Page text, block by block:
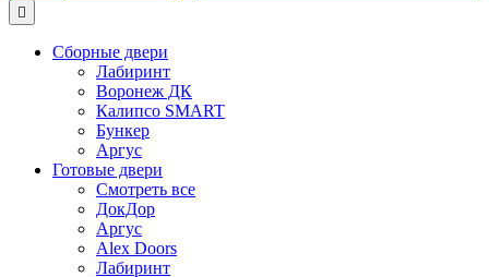
Сборные двери
Лабиринт
Воронеж ДК
Калипсо SMART
Бункер
Аргус
Готовые двери
Смотреть все
ДокДор
Аргус
Alex Doors
Лабиринт